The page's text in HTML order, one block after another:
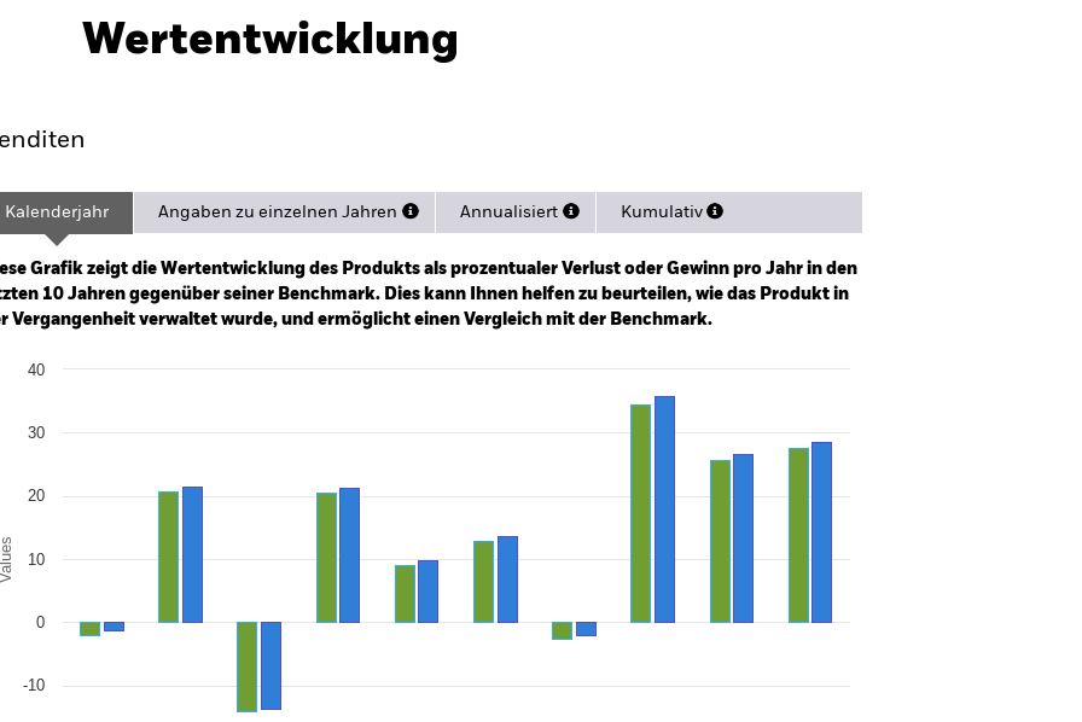
Wertentwicklung
2013-09-01 00:00:00 to 2026-08-06 00:00:00.
-300 to 600.
Kalenderjahr Angaben zu einzelnen Jahren Annualisiert Kumulativ
Grafik zeigt die Wertentwicklung des Produkts als prozentualer Verlust oder Gewinn pro Jahr in den
10 Jahren gegenüber seiner Benchmark. Dies kann Ihnen helfen zu beurteilen, wie das Produkt in
Vergangenheit verwaltet wurde, und ermöglicht einen Vergleich mit der Benchmark.
chart with 2 data series.
Values
-10
0
10
20
30
40